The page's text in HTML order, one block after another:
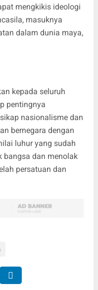
mengkikis ideologi
masuknya
dalam dunia maya,
kepada seluruh
pentingnya
nasionalisme dan
bernegara dengan
luhur yang sudah
bangsa dan menolak
persatuan dan